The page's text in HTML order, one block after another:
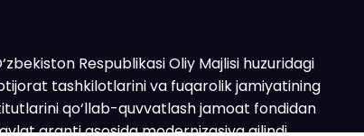
Respublikasi Oliy Majlisi huzuridagi
tashkilotlarini va fuqarolik jamiyatining
qo‘llab-quvvatlash jamoat fondidan
granti asosida modernizasiya qilindi.